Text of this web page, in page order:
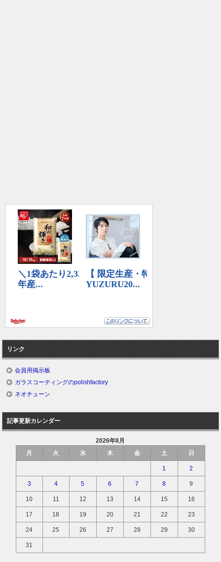
リンク
会員用掲示板
ガラスコーティングのpolishfactory
ネオチューン
記事更新カレンダー
2026年8月
月
火 水 木 金 土 日
1 2
3 4 5 6 7 8 9
10 11 12 13 14 15 16
17 18 19 20 21 22 23
24 25 26 27 28 29 30
31